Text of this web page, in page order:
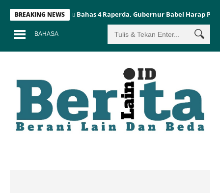
BREAKING NEWS Bahas 4 Raperda, Gubernur Babel Harap
BAHASA